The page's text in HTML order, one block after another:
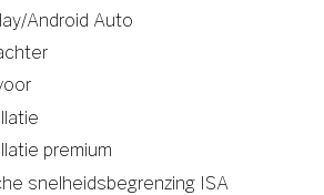
Android Auto
premium
snelheidsbegrenzing ISA